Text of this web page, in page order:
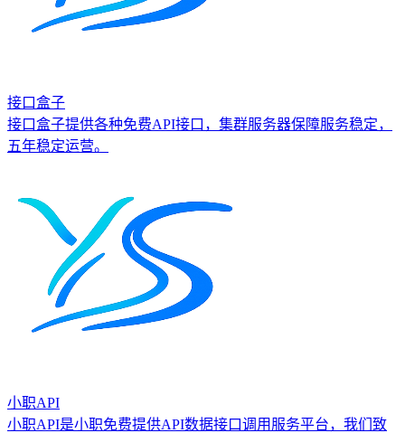
接口盒子
接口盒子提供各种免费API接口，集群服务器保障服务稳定，
五年稳定运营。
小职API
小职API是小职免费提供API数据接口调用服务平台，我们致